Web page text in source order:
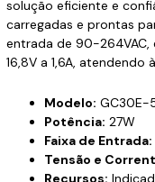
solução eficiente e
carregadas e prontas
entrada de 90-264VAC,
16,8V a 1,6A,
Modelo: GC30E-
Potência: 27W
Faixa de Entrada:
Tensão e
Recursos: